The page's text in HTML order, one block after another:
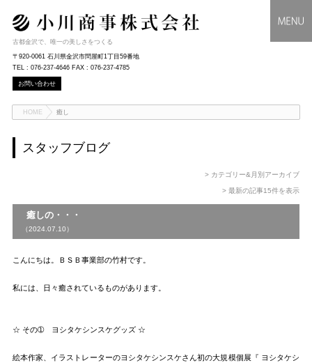
古都金沢で、唯一の美しさをつくる
〒920-0061 石川県金沢市問屋町1丁目59番地
TEL : 076-237-4646 FAX : 076-237-4785
お問い合わせ
HOME 癒し
スタッフブログ
> カテゴリー&月別アーカイブ
> 最新の記事15件を表示
癒しの・・・
（2024.07.10）
こんにちは。ＢＳＢ事業部の竹村です。
私には、日々癒されているものがあります。
☆ その➀ ヨシタケシンスケグッズ ☆
絵本作家、イラストレーターのヨシタケシンスケさん初の大規模個展『 ヨシタケシ